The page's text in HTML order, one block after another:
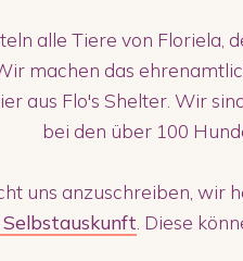
alle Tiere von Floriela,
machen das
aus Flo's Shelter. Wir
bei den über 100
uns anzuschreiben, wir
. Diese